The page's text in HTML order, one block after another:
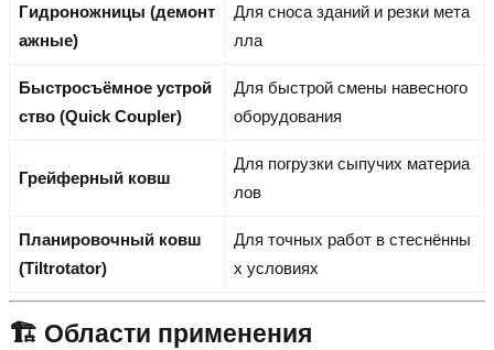
Гидроножницы (демонт
ажные)
Для сноса зданий и резки мета
лла
Быстросъёмное устрой
ство (Quick Coupler)
Для быстрой смены навесного
оборудования
Грейферный ковш
Для погрузки сыпучих материа
лов
Планировочный ковш
(Tiltrotator)
Для точных работ в стеснённы
х условиях
🏗️ Области применения